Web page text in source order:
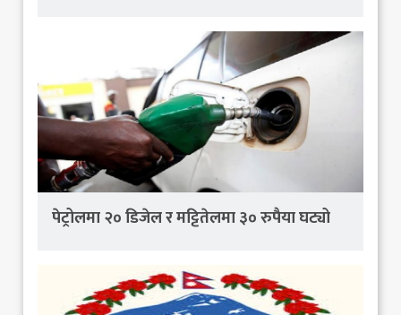
पेट्रोलमा २० डिजेल र मट्टितेलमा ३० रुपैया घट्यो